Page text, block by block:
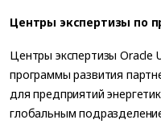
Центры экспертизы по
Центры экспертизы Oracle
программы развития
для предприятий
глобальным